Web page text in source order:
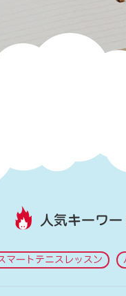
人気キーワ
マートテニスレッスン